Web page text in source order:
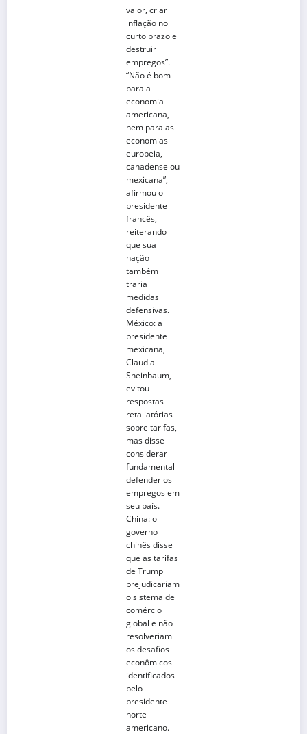
valor, criar
inflação no
curto prazo e
destruir
empregos”.
“Não é bom
para a
economia
americana,
nem para as
economias
europeia,
canadense ou
mexicana”,
afirmou o
presidente
francês,
reiterando
que sua
nação
também
traria
medidas
defensivas.
México: a
presidente
mexicana,
Claudia
Sheinbaum,
evitou
respostas
retaliatórias
sobre tarifas,
mas disse
considerar
fundamental
defender os
empregos em
seu país.
China: o
governo
chinês disse
que as tarifas
de Trump
prejudicariam
o sistema de
comércio
global e não
resolveriam
os desafios
econômicos
identificados
pelo
presidente
norte-
americano.